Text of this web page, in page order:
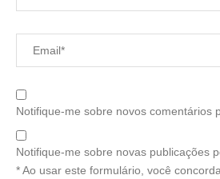
Notifique-me sobre novos comentários
Notifique-me sobre novas publicações
* Ao usar este formulário, você